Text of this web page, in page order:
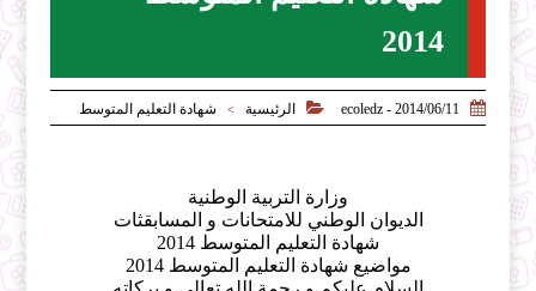
2014

2014/06/11 - ecoledz
 الرئيسية > شهادة التعليم المتوسط
وزارة التربية الوطنية
الديوان الوطني للامتحانات و المسابقثات
شهادة التعليم المتوسط 2014
مواضيع شهادة التعليم المتوسط 2014